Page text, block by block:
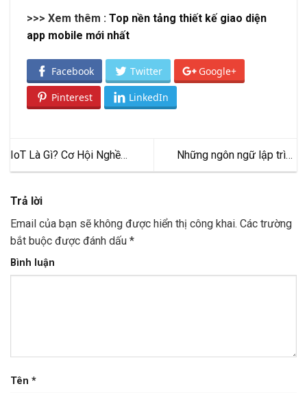
>>> Xem thêm : Top nền tảng thiết kế giao diện
app mobile mới nhất
Facebook Twitter Google+
Pinterest LinkedIn
IoT Là Gì? Cơ Hội Nghề
Nghiệp Của Ngành IoT Hiện
Những ngôn ngữ lập trình
thịnh hành nhất hiện nay
Trả lời
Email của bạn sẽ không được hiển thị công khai. Các trường
bắt buộc được đánh dấu *
Bình luận
Tên *